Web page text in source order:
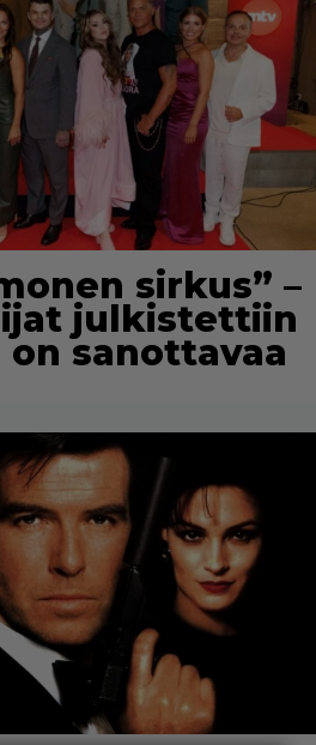
sirkus” –
julkistettiin
sanottavaa